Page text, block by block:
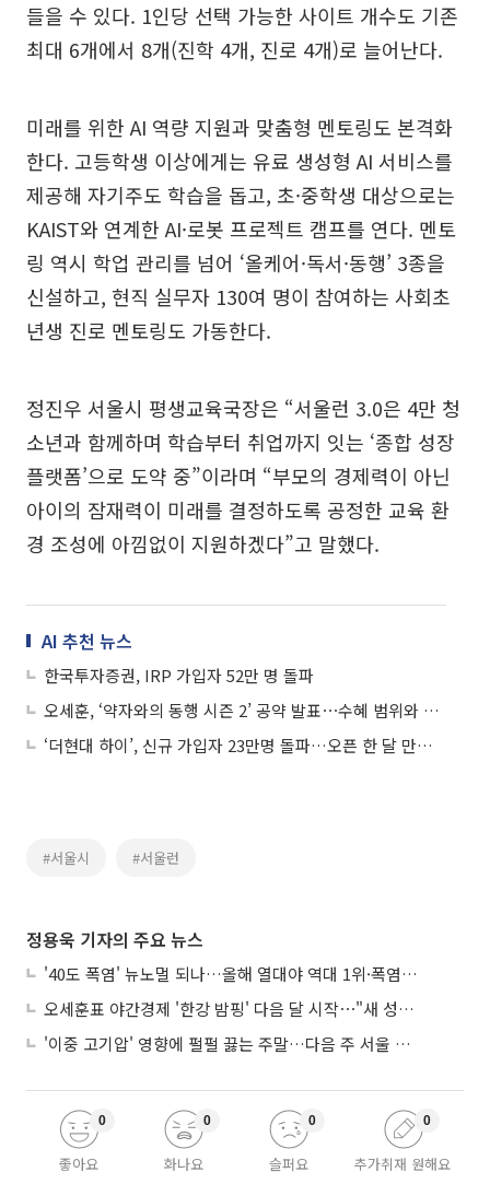
들을 수 있다. 1인당 선택 가능한 사이트 개수도 기존
최대 6개에서 8개(진학 4개, 진로 4개)로 늘어난다.
미래를 위한 AI 역량 지원과 맞춤형 멘토링도 본격화
한다. 고등학생 이상에게는 유료 생성형 AI 서비스를
제공해 자기주도 학습을 돕고, 초·중학생 대상으로는
KAIST와 연계한 AI·로봇 프로젝트 캠프를 연다. 멘토
링 역시 학업 관리를 넘어 ‘올케어·독서·동행’ 3종을
신설하고, 현직 실무자 130여 명이 참여하는 사회초
년생 진로 멘토링도 가동한다.
정진우 서울시 평생교육국장은 “서울런 3.0은 4만 청
소년과 함께하며 학습부터 취업까지 잇는 ‘종합 성장
플랫폼’으로 도약 중”이라며 “부모의 경제력이 아닌
아이의 잠재력이 미래를 결정하도록 공정한 교육 환
경 조성에 아낌없이 지원하겠다”고 말했다.
AI 추천 뉴스
한국투자증권, IRP 가입자 52만 명 돌파
오세훈, ‘약자와의 동행 시즌 2’ 공약 발표⋯수혜 범위와 지원 내용 확대
‘더현대 하이’, 신규 가입자 23만명 돌파…오픈 한 달 만에 ‘성공적 안착’
#서울시 #서울런
정용욱 기자의 주요 뉴스
'40도 폭염' 뉴노멀 되나…올해 열대야 역대 1위·폭염일수 평년 3배 넘어
오세훈표 야간경제 '한강 밤핑' 다음 달 시작⋯"새 성장동력 만들 것"
'이중 고기압' 영향에 펄펄 끓는 주말…다음 주 서울 포함 서쪽이 더 덥다
좋아요
0
화나요
0
슬퍼요
0
추가취재 원해요
0